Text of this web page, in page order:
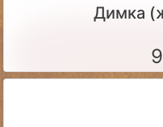
Димка